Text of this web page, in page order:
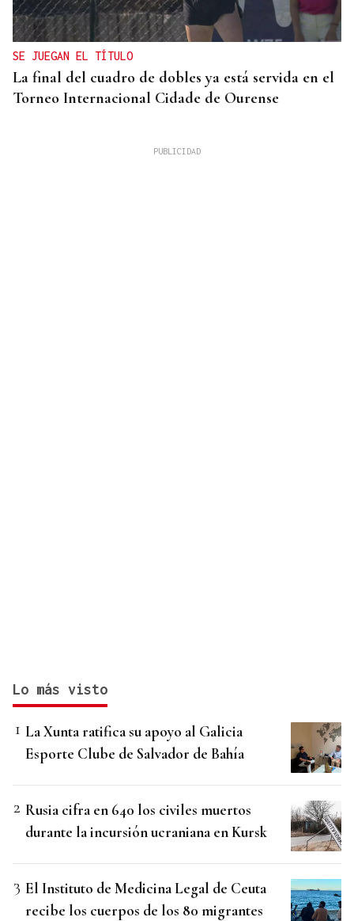
SE JUEGAN EL TÍTULO
La final del cuadro de dobles ya está servida en el
Torneo Internacional Cidade de Ourense
Lo más visto
La Xunta ratifica su apoyo al Galicia
Esporte Clube de Salvador de Bahía
Rusia cifra en 640 los civiles muertos
durante la incursión ucraniana en Kursk
El Instituto de Medicina Legal de Ceuta
recibe los cuerpos de los 80 migrantes